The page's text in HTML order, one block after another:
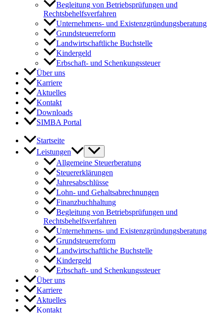
Begleitung von Betriebsprüfungen und
Rechtsbehelfsverfahren
Unternehmens- und Existenzgründungsberatung
Grundsteuerreform
Landwirtschaftliche Buchstelle
Kindergeld
Erbschaft- und Schenkungssteuer
Über uns
Karriere
Aktuelles
Kontakt
Downloads
SIMBA Portal
Startseite
Leistungen
Allgemeine Steuerberatung
Steuererklärungen
Jahresabschlüsse
Lohn- und Gehaltsabrechnungen
Finanzbuchhaltung
Begleitung von Betriebsprüfungen und
Rechtsbehelfsverfahren
Unternehmens- und Existenzgründungsberatung
Grundsteuerreform
Landwirtschaftliche Buchstelle
Kindergeld
Erbschaft- und Schenkungssteuer
Über uns
Karriere
Aktuelles
Kontakt